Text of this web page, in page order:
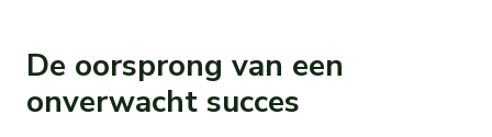
De oorsprong van een
onverwacht succes